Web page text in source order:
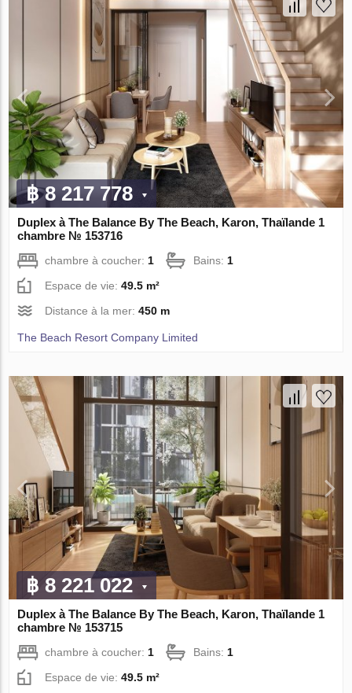
฿ 8 217 778
Duplex à The Balance By The Beach, Karon, Thaïlande 1
chambre № 153716
chambre à coucher:1 Bains:1
Espace de vie:49.5 m²
Distance à la mer:450 m
The Beach Resort Company Limited
฿ 8 221 022
Duplex à The Balance By The Beach, Karon, Thaïlande 1
chambre № 153715
chambre à coucher: 1 Bains: 1
Espace de vie:49.5 m²